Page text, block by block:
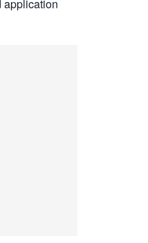
application